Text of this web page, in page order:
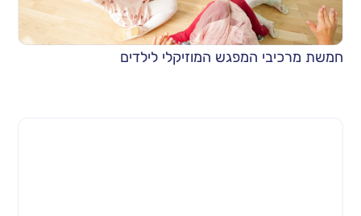
חמשת מרכיבי המפגש המוזיקלי לילדים